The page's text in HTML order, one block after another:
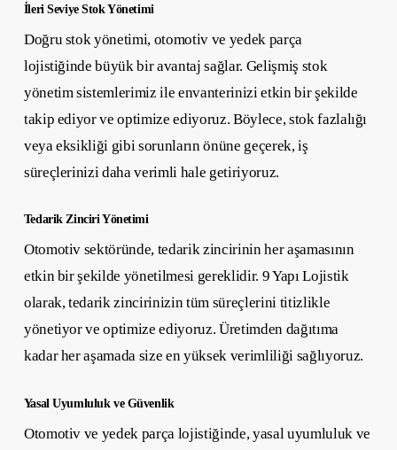
İleri Seviye Stok Yönetimi
Doğru stok yönetimi, otomotiv ve yedek parça
lojistiğinde büyük bir avantaj sağlar. Gelişmiş stok
yönetim sistemlerimiz ile envanterinizi etkin bir şekilde
takip ediyor ve optimize ediyoruz. Böylece, stok fazlalığı
veya eksikliği gibi sorunların önüne geçerek, iş
süreçlerinizi daha verimli hale getiriyoruz.
Tedarik Zinciri Yönetimi
Otomotiv sektöründe, tedarik zincirinin her aşamasının
etkin bir şekilde yönetilmesi gereklidir. 9 Yapı Lojistik
olarak, tedarik zincirinizin tüm süreçlerini titizlikle
yönetiyor ve optimize ediyoruz. Üretimden dağıtıma
kadar her aşamada size en yüksek verimliliği sağlıyoruz.
Yasal Uyumluluk ve Güvenlik
Otomotiv ve yedek parça lojistiğinde, yasal uyumluluk ve